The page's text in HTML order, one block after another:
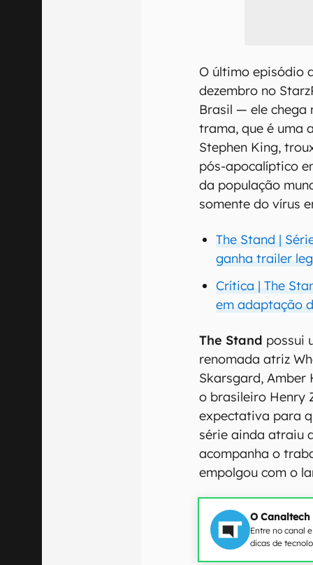
O último episódio
dezembro no
Brasil — ele chega
trama, que é uma
Stephen King,
pós-apocalíptico
da população
somente do vírus
The Stand |
ganha trailer
Crítica | The
em adaptação
The Stand possui
renomada atriz
Skarsgard, Amber
o brasileiro Henry
expectativa para
série ainda atraiu
acompanha o
empolgou com o
O
Entre no canal
dicas de